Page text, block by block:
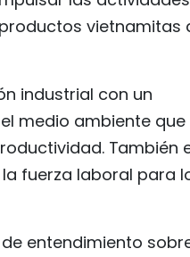
vietnamitas
industrial con un
medio ambiente que
También
fuerza laboral para
entendimiento